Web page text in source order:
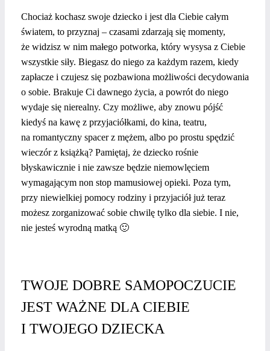
Chociaż kochasz swoje dziecko i jest dla Ciebie całym
światem, to przyznaj – czasami zdarzają się momenty,
że widzisz w nim małego potworka, który wysysa z Ciebie
wszystkie siły. Biegasz do niego za każdym razem, kiedy
zapłacze i czujesz się pozbawiona możliwości decydowania
o sobie. Brakuje Ci dawnego życia, a powrót do niego
wydaje się nierealny. Czy możliwe, aby znowu pójść
kiedyś na kawę z przyjaciółkami, do kina, teatru,
na romantyczny spacer z mężem, albo po prostu spędzić
wieczór z książką? Pamiętaj, że dziecko rośnie
błyskawicznie i nie zawsze będzie niemowlęciem
wymagającym non stop mamusiowej opieki. Poza tym,
przy niewielkiej pomocy rodziny i przyjaciół już teraz
możesz zorganizować sobie chwilę tylko dla siebie. I nie,
nie jesteś wyrodną matką 🙂
TWOJE DOBRE SAMOPOCZUCIE
JEST WAŻNE DLA CIEBIE
I TWOJEGO DZIECKA